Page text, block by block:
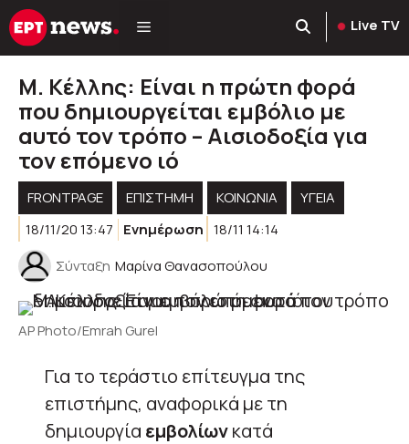
Μετάβαση
σε
Live TV
Μ. Κέλλης: Είναι η πρώτη φορά
που δημιουργείται εμβόλιο με
αυτό τον τρόπο – Αισιοδοξία για
τον επόμενο ιό
FRONTPAGE ΕΠΙΣΤΗΜΗ ΚΟΙΝΩΝΊΑ
ΥΓΕΊΑ
18/11/20 13:47
Ενημέρωση 18/11 14:14
Σύνταξη Μαρίνα Θανασοπούλου
AP Photo/Emrah Gurel
Για το τεράστιο επίτευγμα της
επιστήμης, αναφορικά με τη
δημιουργία εμβολίωνκατά